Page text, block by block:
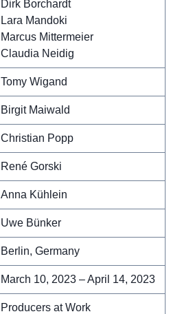
Dirk Borchardt
Lara Mandoki
Marcus Mittermeier
Claudia Neidig
Tomy Wigand
Birgit Maiwald
Christian Popp
René Gorski
Anna Kühlein
Uwe Bünker
Berlin, Germany
March 10, 2023 – April 14, 2023
Producers at Work